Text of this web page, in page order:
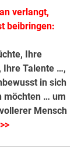
verlangt,
beibringen:
Ihre
Ihre Talente …,
in sich
möchten … um
Mensch